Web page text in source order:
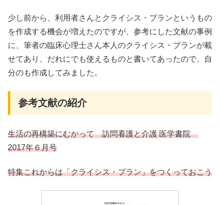
少し前から、利用者さんとクライシス・プランというもの
を作成する機会が増えたのですが、参考にした文献の事例
に、筆者の臨床心理士さん本人のクライシス・プランが載
せてあり、だれにでも使えるものと書いてあったので、自
分のも作成してみました。
参考文献の紹介
生活の再構築にむかって 訪問看護と介護 医学書院
2017年６月号
特集これからは「クライシス・プラン」をつくっておこう